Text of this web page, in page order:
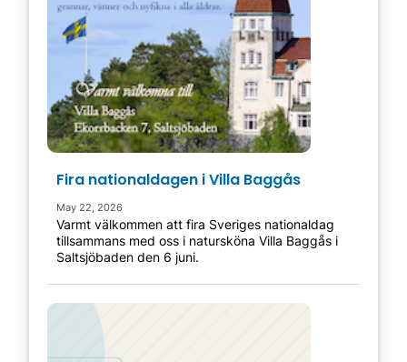
Fira nationaldagen i Villa Baggås
May 22, 2026
Varmt välkommen att fira Sveriges nationaldag
tillsammans med oss i natursköna Villa Baggås i
Saltsjöbaden den 6 juni.